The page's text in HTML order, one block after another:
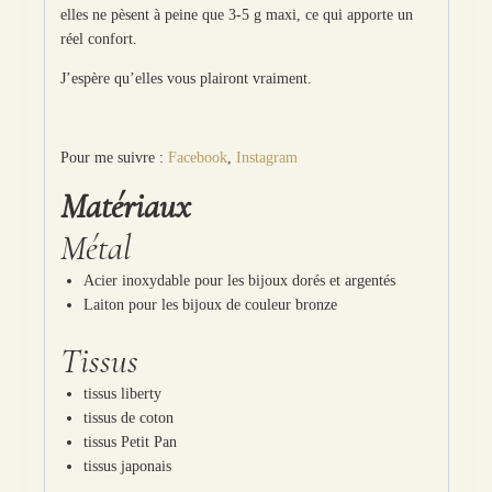
elles ne pèsent à peine que 3-5 g maxi, ce qui apporte un
réel confort.
J’espère qu’elles vous plairont vraiment.
Pour me suivre : Facebook, Instagram
Matériaux
Métal
Acier inoxydable pour les bijoux dorés et argentés
Laiton pour les bijoux de couleur bronze
Tissus
tissus liberty
tissus de coton
tissus Petit Pan
tissus japonais